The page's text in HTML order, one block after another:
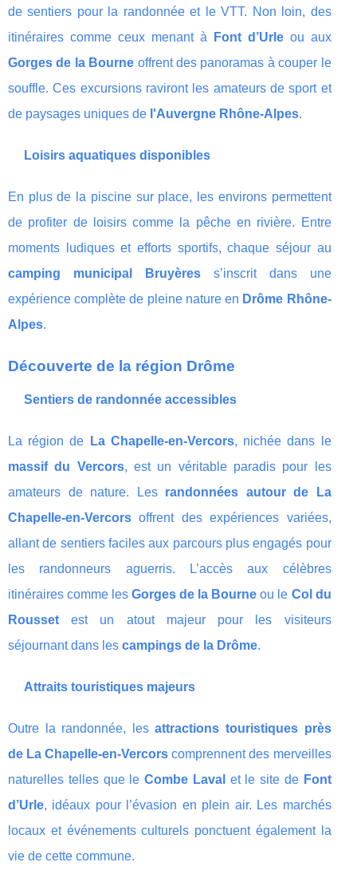
de sentiers pour la randonnée et le VTT. Non loin, des
itinéraires comme ceux menant à
Font d’Urleou aux
Gorges de la Bourne offrent des panoramas à couper le
souffle. Ces excursions raviront les amateurs de sport et
de paysages uniques de l'Auvergne Rhône-Alpes.
Loisirs aquatiques disponibles
En plus de la piscine sur place, les environs permettent
de profiter de loisirs comme la pêche en rivière. Entre
moments ludiques et efforts sportifs, chaque séjour au
camping municipal Bruyèress’inscrit dans une
expérience complète de pleine nature en Drôme Rhône-
Alpes.
Découverte de la région Drôme
Sentiers de randonnée accessibles
La région de La Chapelle-en-Vercors, nichée dans le
massif du Vercors, est un véritable paradis pour les
amateurs de nature. Les randonnées autour de La
Chapelle-en-Vercors offrent des expériences variées,
allant de sentiers faciles aux parcours plus engagés pour
les randonneurs aguerris. L’accès aux célèbres
itinéraires comme lesGorges de la Bourne ou le Col du
Rousset est un atout majeur pour les visiteurs
séjournant dans les campings de la Drôme.
Attraits touristiques majeurs
Outre la randonnée, lesattractions touristiques près
de La Chapelle-en-Vercors comprennent des merveilles
naturelles telles que leCombe Laval et le site de Font
d’Urle, idéaux pour l’évasion en plein air. Les marchés
locaux et événements culturels ponctuent également la
vie de cette commune.